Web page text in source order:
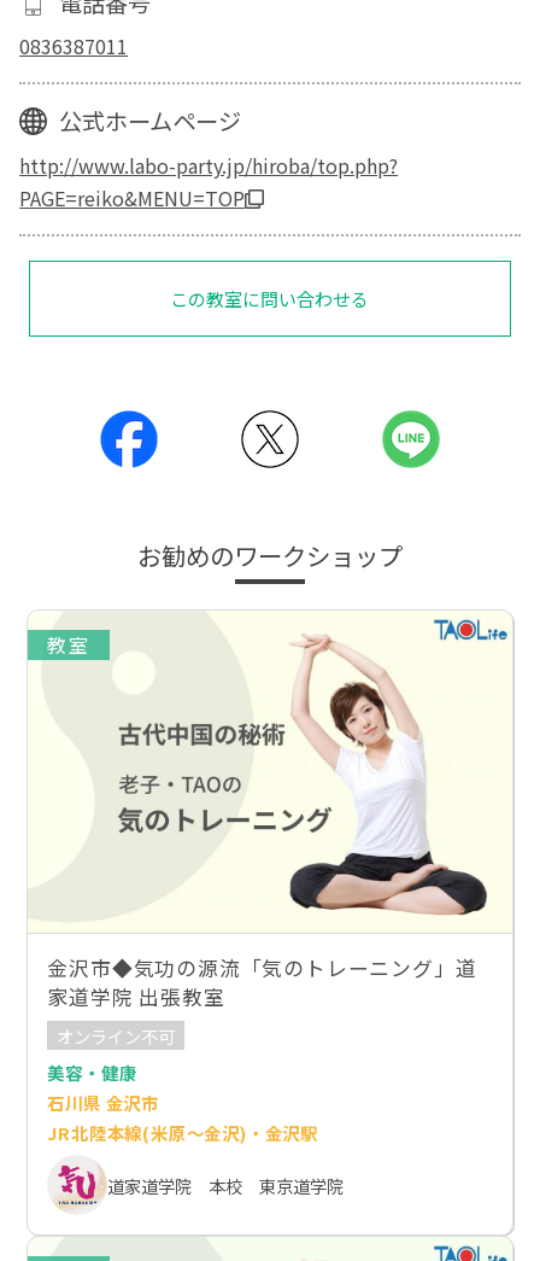
0836387011
公式ホームページ
http://www.labo-party.jp/hiroba/top.php?
PAGE=reiko&MENU=TOP
この教室に問い合わせる
お勧めのワークショップ
教室
金沢市◆気功の源流「気のトレーニング」道
家道学院 出張教室
オンライン不可
美容・健康
石川県 金沢市
JR北陸本線(米原～金沢)・金沢駅
道家道学院 本校 東京道学院